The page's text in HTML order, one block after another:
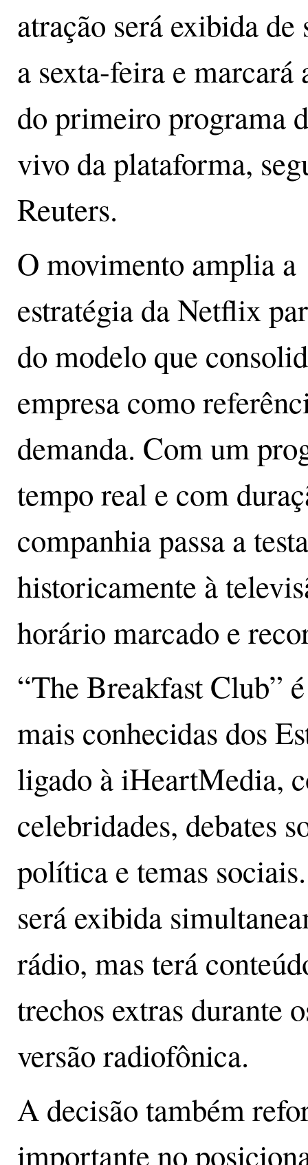
atração será exibida de
a sexta-feira e marcará
do primeiro programa
vivo da plataforma,
Reuters.
O movimento amplia a
estratégia da Netflix
do modelo que
empresa como
demanda. Com um
tempo real e com
companhia passa a
historicamente à
horário marcado e
“The Breakfast Club”
mais conhecidas dos
ligado à iHeartMedia,
celebridades, debates
política e temas
será exibida
rádio, mas terá
trechos extras durante
versão radiofônica.
A decisão também
importante no